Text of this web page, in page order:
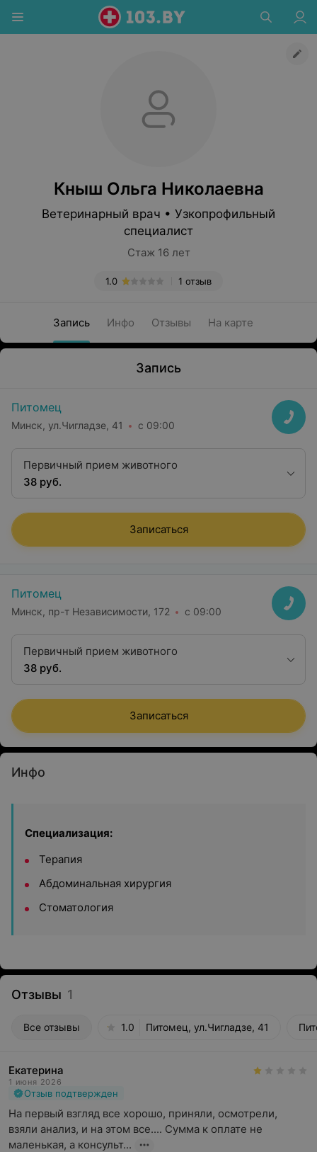
Кныш Ольга Николаевна
Ветеринарный врач • Узкопрофильный
специалист
Стаж 16 лет
1 отзыв
1.0
Запись Инфо Отзывы На карте
Запись
Питомец
Минск, ул.Чигладзе, 41 с 09:00
Первичный прием животного
38 руб.
Записаться
Питомец
Минск, пр-т Независимости, 172 с 09:00
Первичный прием животного
38 руб.
Записаться
Инфо
Специализация:
Терапия
Абдоминальная хирургия
Стоматология
Отзывы 1
Все отзывы 1.0 Питомец, ул.Чигладзе, 41
Екатерина
1 июня 2026
Отзыв подтвержден
На первый взгляд все хорошо, приняли, осмотрели,
взяли анализ, и на этом все.... Сумма к оплате не
маленькая, а консульт...